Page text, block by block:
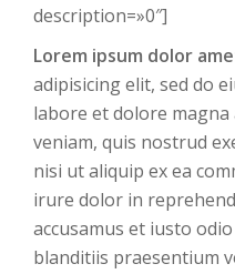
description=»0″]
Lorem ipsum dolor
adipisicing elit, sed do
labore et dolore magna
veniam, quis nostrud
nisi ut aliquip ex ea
irure dolor in
accusamus et iusto
blanditiis praesentium